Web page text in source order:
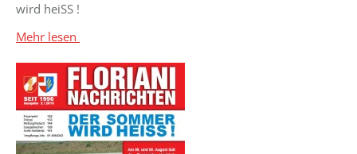
wird heiSS !
Mehr lesen